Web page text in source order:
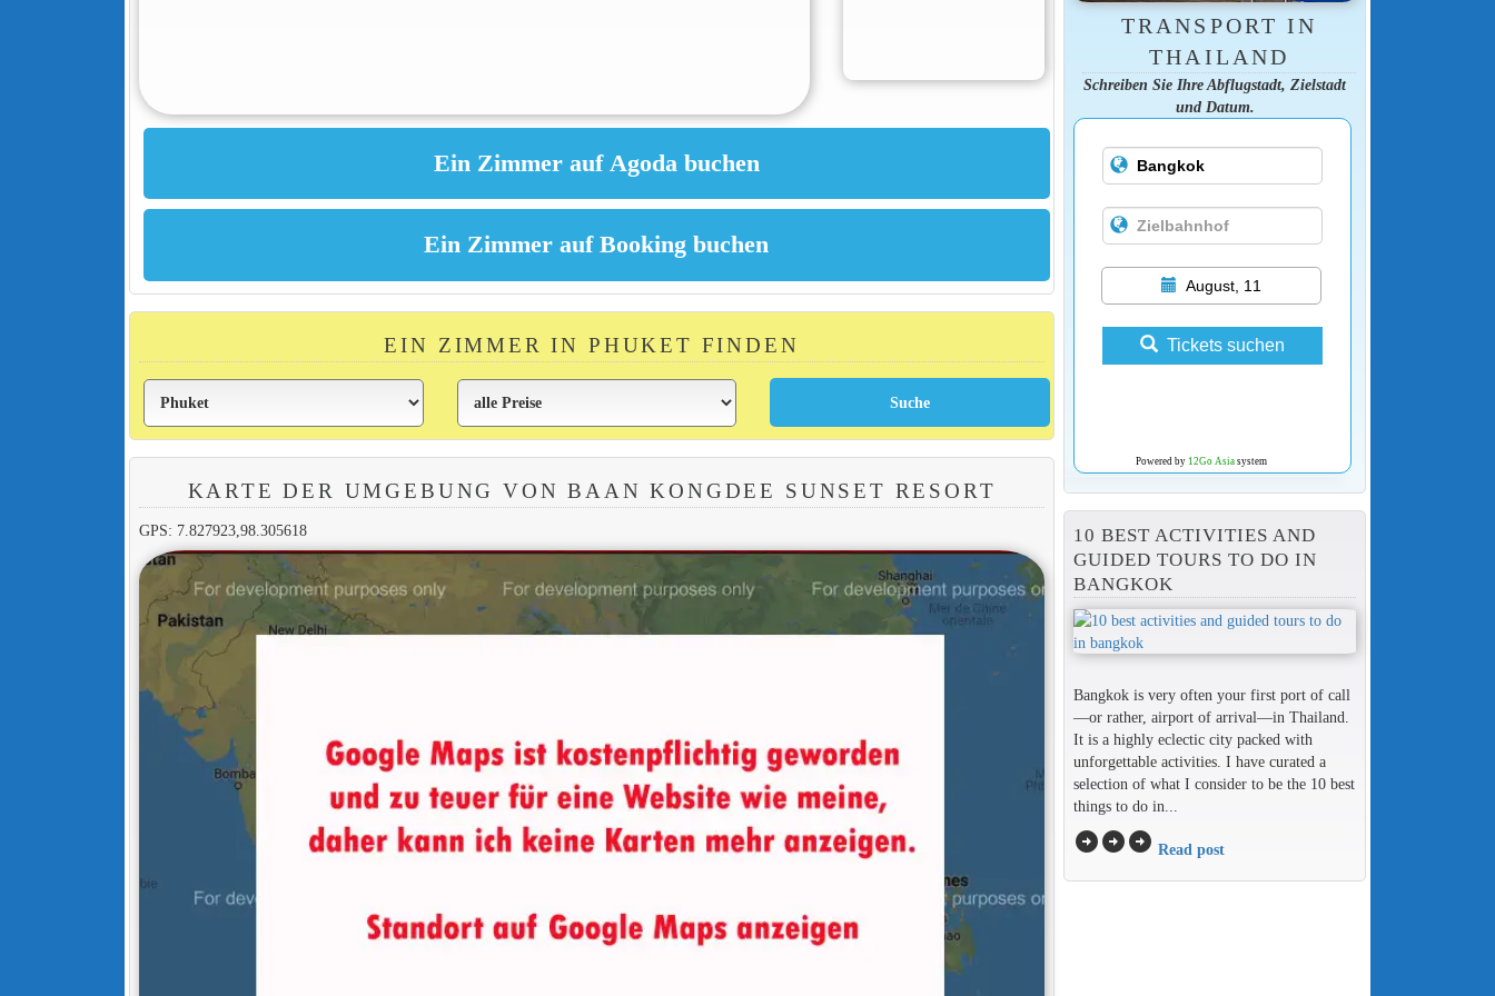
EIN ZIMMER IN PHUKET FINDEN
KARTE DER UMGEBUNG VON BAAN KONGDEE SUNSET RESORT
GPS: 7.827923,98.305618
TRANSPORT IN
THAILAND
Schreiben Sie Ihre Abflugstadt, Zielstadt
und Datum.
August, 11
Tickets suchen
Powered by 12Go Asiasystem
10 BEST ACTIVITIES AND
GUIDED TOURS TO DO IN
BANGKOK
Bangkok is very often your first port of call
—or rather, airport of arrival—in Thailand.
It is a highly eclectic city packed with
unforgettable activities. I have curated a
selection of what I consider to be the 10 best
things to do in...
arrow_circle_rightarrow_circle_rightarrow_circle_right Read post